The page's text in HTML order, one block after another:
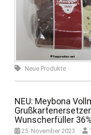
Neue Produkte
NEU: Meybona
Wunscherfüller
25. November 2023